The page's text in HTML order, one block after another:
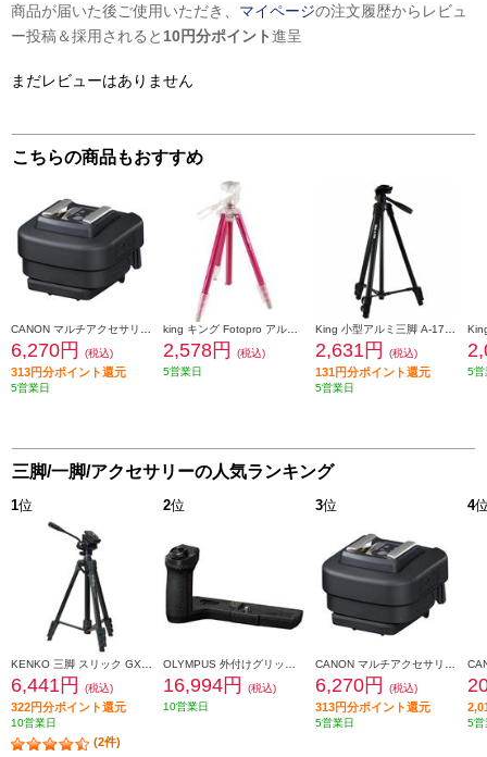
商品が届いた後ご使用いただき、 マイページの注文履歴からレビュ
ー投稿＆採用されると 10円分ポイント進呈
まだレビューはありません
こちらの商品もおすすめ
6,270円 (税込)
313円分ポイント還元
5営業日
2,578円
(税込)
5営業日
2,631円 (税込)
131円分ポイント還元
5営業日
5営
三脚/一脚/アクセサリーの人気ランキング
1位
6,441円 (税込)
322円分ポイント還元
10営業日
(2件)
2位
16,994円
(税込)
10営業日
3位
6,270円 (税込)
313円分ポイント還元
5営業日
4
5営